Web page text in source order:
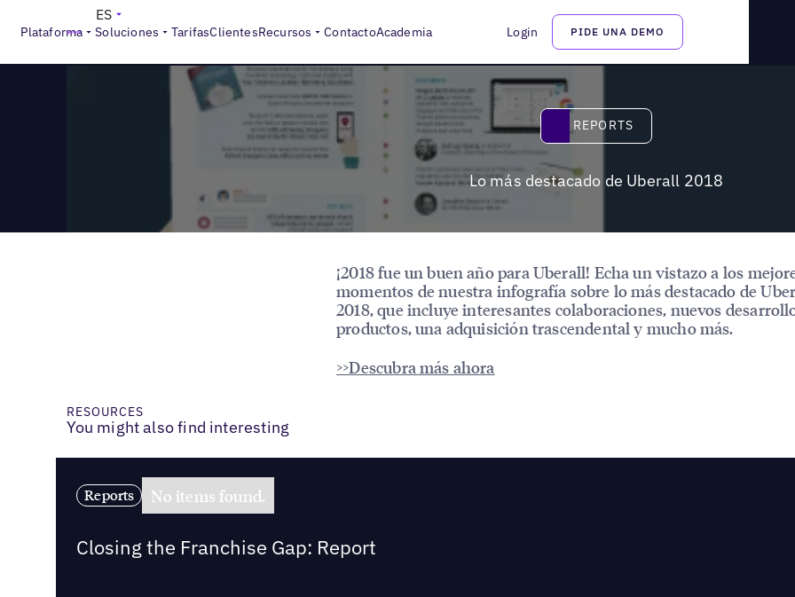
Plataforma Soluciones TarifasClientesRecursos ContactoAcademia Login PIDE UNA DEMO
ES
Reports>Lo más destacado de Uberall 2018
Reports
REPORTS
Lo más destacado de Uberall 2018
¡2018 fue un buen año para Uberall! Echa un vistazo a los
momentos de nuestra infografía sobre lo más destacado de
2018, que incluye interesantes colaboraciones, nuevos
productos, una adquisición trascendental y mucho más.
>>Descubra más ahora
RESOURCES
You might also find interesting
Reports No items found.
Closing the Franchise Gap: Report